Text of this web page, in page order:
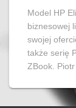
Model HP
biznesowej
swojej
także serię
ZBook.